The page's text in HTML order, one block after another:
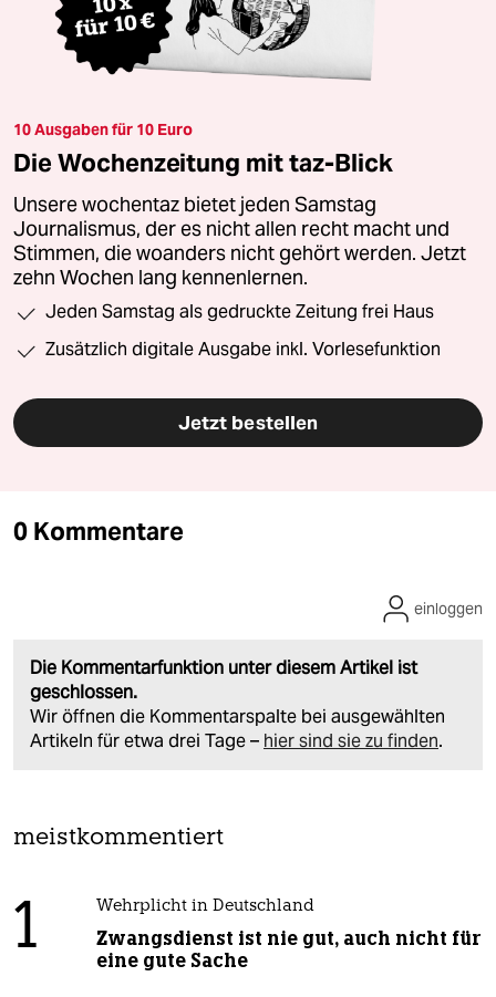
10 Ausgaben für 10 Euro
Die Wochenzeitung mit taz-Blick
Unsere wochentaz bietet jeden Samstag
Journalismus, der es nicht allen recht macht und
Stimmen, die woanders nicht gehört werden. Jetzt
zehn Wochen lang kennenlernen.
Jeden Samstag als gedruckte Zeitung frei Haus
Zusätzlich digitale Ausgabe inkl. Vorlesefunktion
Jetzt bestellen
0 Kommentare
Die Kommentarfunktion unter diesem Artikel ist
geschlossen.
Wir öffnen die Kommentarspalte bei ausgewählten
Artikeln für etwa drei Tage – hier sind sie zu finden.
einloggen
meistkommentiert
1 Wehrplicht in Deutschland
Zwangsdienst ist nie gut, auch nicht für
eine gute Sache